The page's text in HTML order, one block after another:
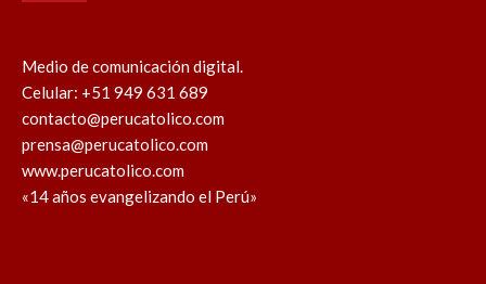
Medio de comunicación digital.
Celular: +51 949 631 689
contacto@perucatolico.com
prensa@perucatolico.com
www.perucatolico.com
«14 años evangelizando el Perú»